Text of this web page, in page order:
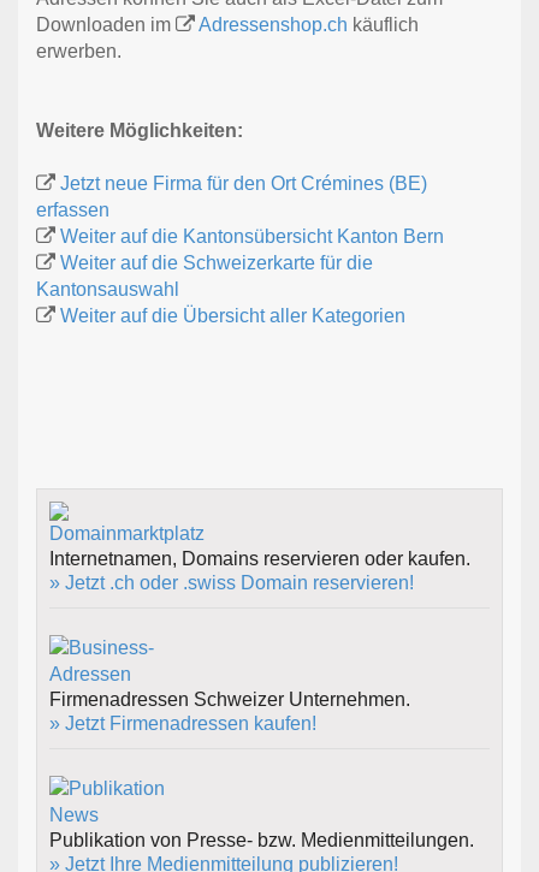
Downloaden im
Adressenshop.ch käuflich
erwerben.
Weitere Möglichkeiten:
Jetzt neue Firma für den Ort Crémines (BE)
erfassen
Weiter auf die Kantonsübersicht Kanton Bern
Weiter auf die Schweizerkarte für die
Kantonsauswahl
Weiter auf die Übersicht aller Kategorien
Internetnamen, Domains reservieren oder kaufen.
» Jetzt .ch oder .swiss Domain reservieren!
Firmenadressen Schweizer Unternehmen.
» Jetzt Firmenadressen kaufen!
Publikation von Presse- bzw. Medienmitteilungen.
» Jetzt Ihre Medienmitteilung publizieren!